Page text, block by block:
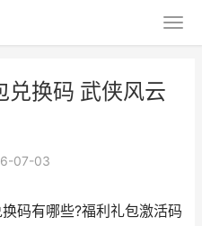
兑换码 武侠风云
07-03
码有哪些?福利礼包激活码